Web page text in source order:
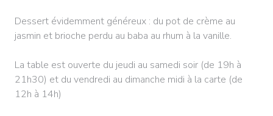
Dessert évidemment généreux : du pot de crème au
jasmin et brioche perdu au baba au rhum à la vanille.
La table est ouverte du jeudi au samedi soir (de 19h à
21h30) et du vendredi au dimanche midi à la carte (de
12h à 14h)